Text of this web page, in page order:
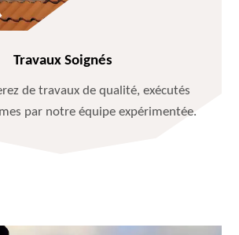
Travaux Soignés
de travaux de qualité, exécutés
par notre équipe expérimentée.